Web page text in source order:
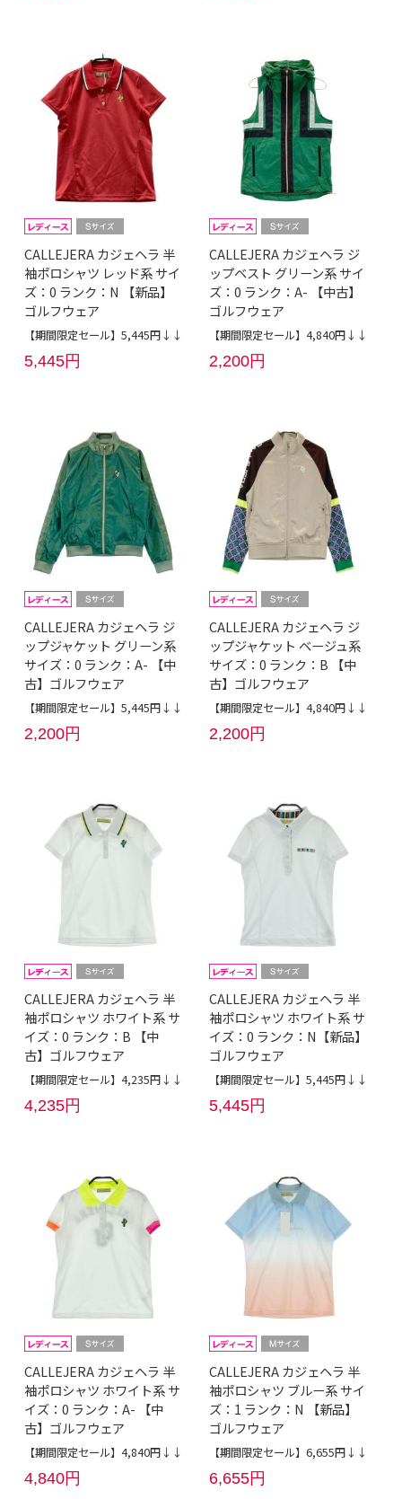
CALLEJERA カジェヘラ 半
袖ポロシャツ レッド系 サイ
ズ：0 ランク：N 【新品】
ゴルフウェア
【期間限定セール】5,445円↓↓
5,445円
CALLEJERA カジェヘラ ジ
ップベスト グリーン系 サイ
ズ：0 ランク：A- 【中古】
ゴルフウェア
【期間限定セール】4,840円↓↓
2,200円
CALLEJERA カジェヘラ ジ
ップジャケット グリーン系
サイズ：0 ランク：A- 【中
古】ゴルフウェア
【期間限定セール】5,445円↓↓
2,200円
CALLEJERA カジェヘラ ジ
ップジャケット ベージュ系
サイズ：0 ランク：B 【中
古】ゴルフウェア
【期間限定セール】4,840円↓↓
2,200円
CALLEJERA カジェヘラ 半
袖ポロシャツ ホワイト系 サ
イズ：0 ランク：B 【中
古】ゴルフウェア
【期間限定セール】4,235円↓↓
4,235円
CALLEJERA カジェヘラ 半
袖ポロシャツ ホワイト系 サ
イズ：0 ランク：N【新品】
ゴルフウェア
【期間限定セール】5,445円↓↓
5,445円
CALLEJERA カジェヘラ 半
袖ポロシャツ ホワイト系 サ
イズ：0 ランク：A- 【中
古】ゴルフウェア
【期間限定セール】4,840円↓↓
4,840円
CALLEJERA カジェヘラ 半
袖ポロシャツ ブルー系 サイ
ズ：1 ランク：N 【新品】
ゴルフウェア
【期間限定セール】6,655円↓↓
6,655円